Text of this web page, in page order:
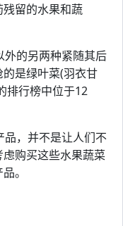
留的水果和蔬
的另两种紧随其后
是绿叶菜(羽衣甘
排行榜中位于12
，并不是让人们不
购买这些水果蔬菜
。